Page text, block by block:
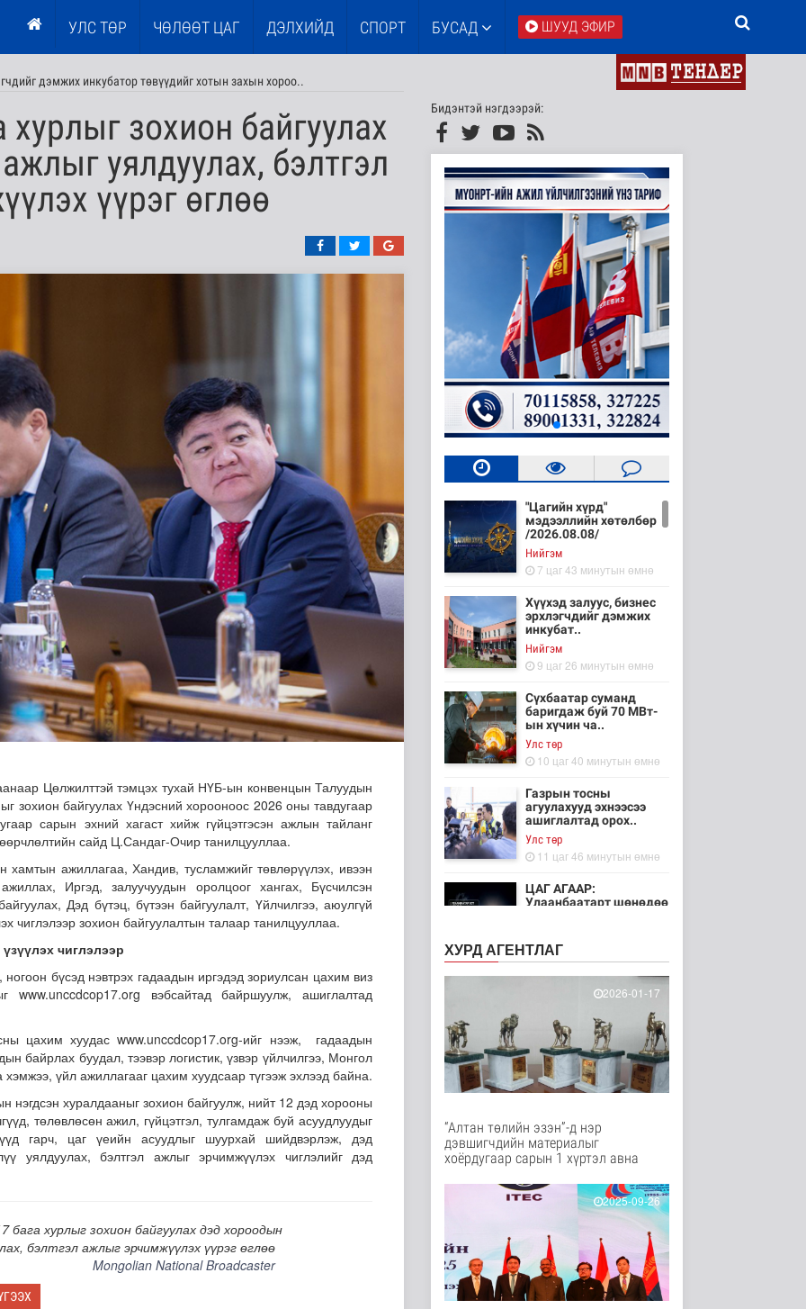
УЛС ТӨР ЧӨЛӨӨТ ЦАГ ДЭЛХИЙД СПОРТ БУСАД ШУУД ЭФИР
дэмжих инкубатор төвүүдийг хотын захын хороо..
буй 70 МВт-ын хүчин чадалтай ДЦС-ын технологийн анхн..
ашиглалтад ороход бэлэн болжээ
хурлыг зохион байгуулах
уялдуулах, бэлтгэл
үүрэг өглөө
Цөлжилттэй тэмцэх тухай НҮБ-ын конвенцын Талуудын
зохион байгуулах Үндэсний хорооноос 2026 оны тавдугаар
сарын эхний хагаст хийж гүйцэтгэсэн ажлын тайланг
сайд Ц.Сандаг-Очир танилцууллаа.
хамтын ажиллагаа, Хандив, тусламжийг төвлөрүүлэх, ивээн
Иргэд, залуучуудын оролцоог хангах, Бүсчилсэн
Дэд бүтэц, бүтээн байгуулалт, Үйлчилгээ, аюулгүй
чиглэлээр зохион байгуулалтын талаар танилцууллаа.
чиглэлээр
бүсэд нэвтрэх гадаадын иргэдэд зориулсан цахим виз
www.unccdcop17.org вэбсайтад байршуулж, ашиглалтад
цахим хуудас www.unccdcop17.org-ийг нээж, гадаадын
байрлах буудал, тээвэр логистик, үзвэр үйлчилгээ, Монгол
хэмжээ, үйл ажиллагааг цахим хуудсаар түгээж эхлээд байна.
нэгдсэн хуралдааныг зохион байгуулж, нийт 12 дэд хорооны
төлөвлөсөн ажил, гүйцэтгэл, тулгамдаж буй асуудлуудыг
гарч, цаг үеийн асуудлыг шуурхай шийдвэрлэж, дэд
уялдуулах, бэлтгэл ажлыг эрчимжүүлэх чиглэлийг дэд
бага хурлыг зохион байгуулах дэд хороодын
бэлтгэл ажлыг эрчимжүүлэх үүрэг өглөө
Mongolian National Broadcaster
Бидэнтэй нэгдээрэй:
"Цагийн хүрд"
мэдээллийн хөтөлбөр
/2026.08.08/
Нийгэм
7 цаг 43 минутын өмнө
Хүүхэд залуус, бизнес
эрхлэгчдийг дэмжих
инкубат..
Нийгэм
9 цаг 26 минутын өмнө
Сүхбаатар суманд
баригдаж буй 70 МВт-
ын хүчин ча..
Улс төр
10 цаг 40 минутын өмнө
Газрын тосны
агуулахууд эхнээсээ
ашиглалтад орох..
Улс төр
11 цаг 46 минутын өмнө
ЦАГ АГААР:
Улаанбаатарт шөнөдөө
12 цаг 41 минутын өмнө
аюулгүй орчинд
Нийгэм
13 цаг 30 минутын өмнө
“COP Time”-ийн
өргөтгөсөн хуралдаан
Байгаль орчин
14 цаг 37 минутын өмнө
метр урт гүүр барьж
байна
14 цаг 52 минутын өмнө
Төслийн эхний 87 км-
ээс цааш үргэлжлэх
хэсгүүдэд..
ХУРД АГЕНТЛАГ
2026-01-17
“Алтан төлийн эзэн”-д нэр
дэвшигчдийн материалыг
хоёрдугаар сарын 1 хүртэл авна
2025-09-26